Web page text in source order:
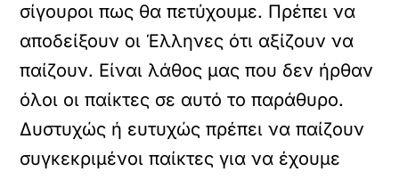
σίγουροι πως θα πετύχουμε. Πρέπει να
αποδείξουν οι Έλληνες ότι αξίζουν να
παίζουν. Είναι λάθος μας που δεν ήρθαν
όλοι οι παίκτες σε αυτό το παράθυρο.
Δυστυχώς ή ευτυχώς πρέπει να παίζουν
συγκεκριμένοι παίκτες για να έχουμε